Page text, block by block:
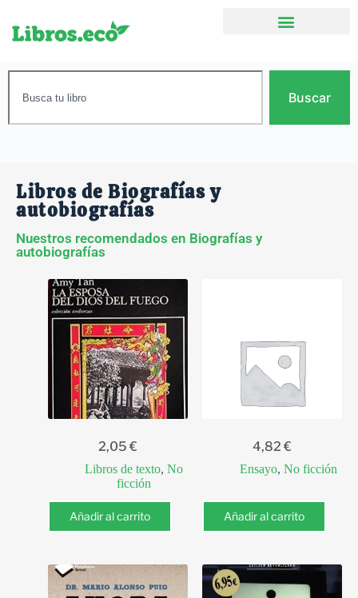
Buscar
Libros de Biografías y
autobiografías
Nuestros recomendados en Biografías y
autobiografías
2,05 €
Libros de texto, No
ficción
Añadir al carrito
4,82 €
Ensayo, No ficción
Añadir al carrito